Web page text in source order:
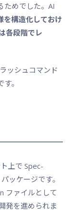
ためでした。AI
を構造化しておけ
各段階でレ
ッシュコマンド
。
上で Spec-
ッケージです。
ファイルとして
発を進められま